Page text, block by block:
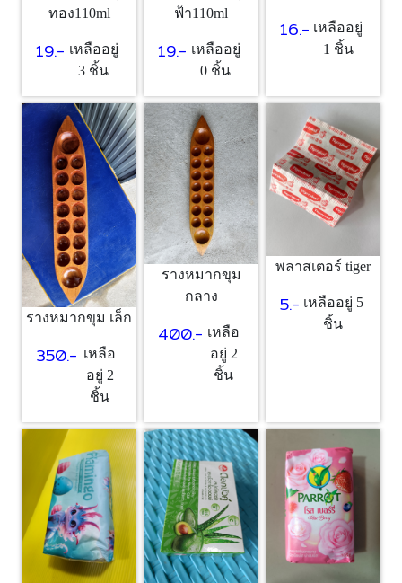
ทอง110ml
19.- เหลืออยู่
3 ชิ้น
ฟ้า110ml
19.- เหลืออยู่
0 ชิ้น
16.- เหลืออยู่
1 ชิ้น
รางหมากขุม เล็ก
350.- เหลือ
อยู่ 2
ชิ้น
รางหมากขุม
กลาง
400.- เหลือ
อยู่ 2
ชิ้น
พลาสเตอร์ tiger
5.- เหลืออยู่ 5
ชิ้น